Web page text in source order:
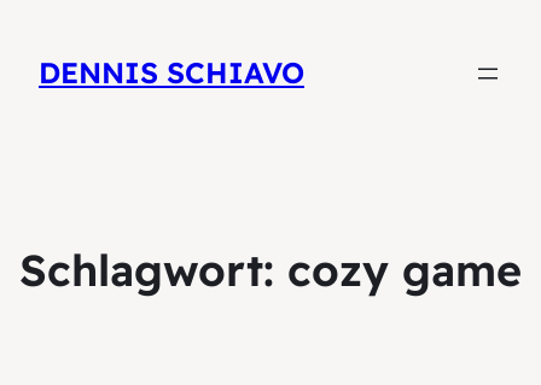
DENNIS SCHIAVO
Schlagwort: cozy game